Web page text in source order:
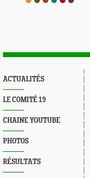
ACTUALITÉS
LE COMITÉ 19
CHAINE YOUTUBE
PHOTOS
RÉSULTATS